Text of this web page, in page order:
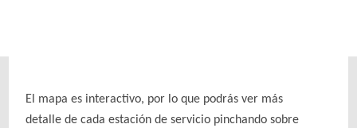
El mapa es interactivo, por lo que podrás ver más
detalle de cada estación de servicio pinchando sobre